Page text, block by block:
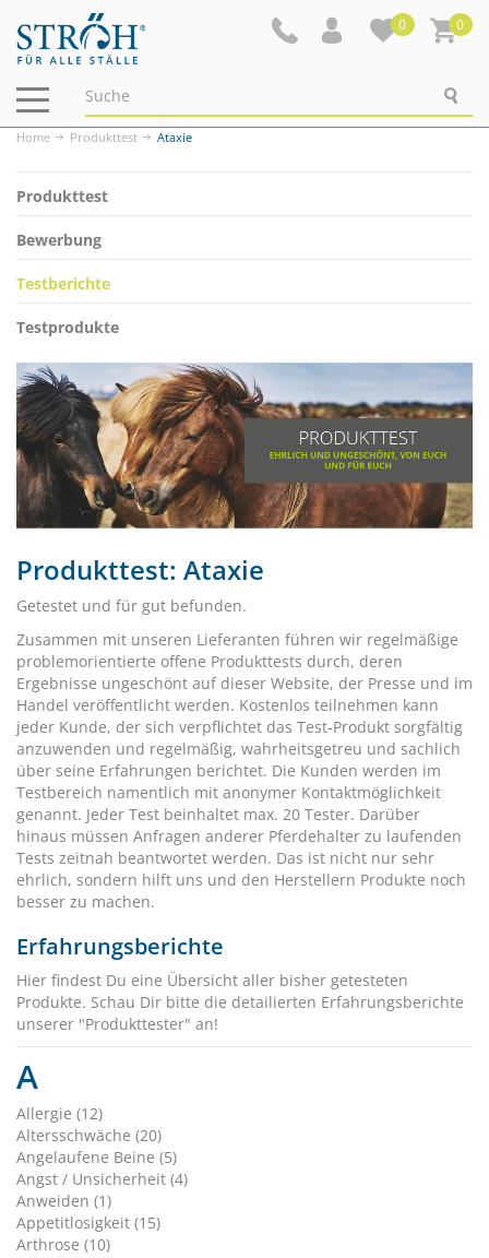
0 0
Navigation
ein-/ausblenden
Home Produkttest Ataxie
Produkttest
Bewerbung
Testberichte
Testprodukte
Produkttest: Ataxie
Getestet und für gut befunden.
Zusammen mit unseren Lieferanten führen wir regelmäßige
problemorientierte offene Produkttests durch, deren
Ergebnisse ungeschönt auf dieser Website, der Presse und im
Handel veröffentlicht werden. Kostenlos teilnehmen kann
jeder Kunde, der sich verpflichtet das Test-Produkt sorgfältig
anzuwenden und regelmäßig, wahrheitsgetreu und sachlich
über seine Erfahrungen berichtet. Die Kunden werden im
Testbereich namentlich mit anonymer Kontaktmöglichkeit
genannt. Jeder Test beinhaltet max. 20 Tester. Darüber
hinaus müssen Anfragen anderer Pferdehalter zu laufenden
Tests zeitnah beantwortet werden. Das ist nicht nur sehr
ehrlich, sondern hilft uns und den Herstellern Produkte noch
besser zu machen.
Erfahrungsberichte
Hier findest Du eine Übersicht aller bisher getesteten
Produkte. Schau Dir bitte die detailierten Erfahrungsberichte
unserer "Produkttester" an!
A
Allergie (12)
Altersschwäche (20)
Angelaufene Beine (5)
Angst / Unsicherheit (4)
Anweiden (1)
Appetitlosigkeit (15)
Arthrose (10)